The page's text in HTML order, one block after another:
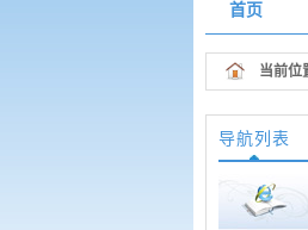
首页
当前位
导航列表